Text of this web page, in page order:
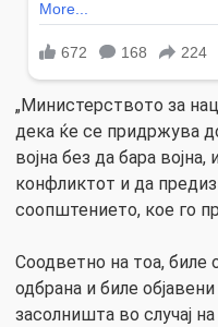
„Министерството за
дека ќе се придржува
војна без да бара
конфликтот и да
соопштението, кое го
Соодветно на тоа,
одбрана и биле
засолништа во случај